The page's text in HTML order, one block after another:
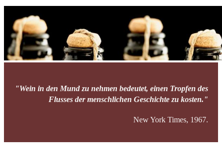
"Wein in den Mund zu nehmen bedeutet, einen Tropfen des
Flusses der menschlichen Geschichte zu kosten."
New York Times, 1967.